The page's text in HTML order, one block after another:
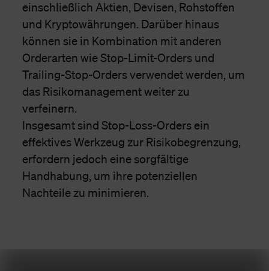
einschließlich Aktien, Devisen, Rohstoffen
und Kryptowährungen. Darüber hinaus
können sie in Kombination mit anderen
Orderarten wie Stop-Limit-Orders und
Trailing-Stop-Orders verwendet werden, um
das Risikomanagement weiter zu
verfeinern.
Insgesamt sind Stop-Loss-Orders ein
effektives Werkzeug zur Risikobegrenzung,
erfordern jedoch eine sorgfältige
Handhabung, um ihre potenziellen
Nachteile zu minimieren.